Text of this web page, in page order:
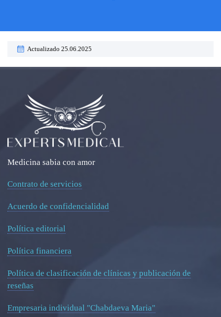
Actualizado 25.06.2025
Medicina sabia con amor
Contrato de servicios
Acuerdo de confidencialidad
Política editorial
Política financiera
Política de clasificación de clínicas y publicación de
reseñas
Empresaria individual "Chabdaeva Maria"